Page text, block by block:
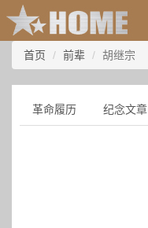
首页 前辈 胡继宗
革命履历 纪念文章